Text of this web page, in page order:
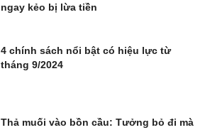
ngay kẻo bị lừa tiền
4 chính sách nổi bật có hiệu lực từ
tháng 9/2024
Thả muối vào bồn cầu: Tưởng bỏ đi mà